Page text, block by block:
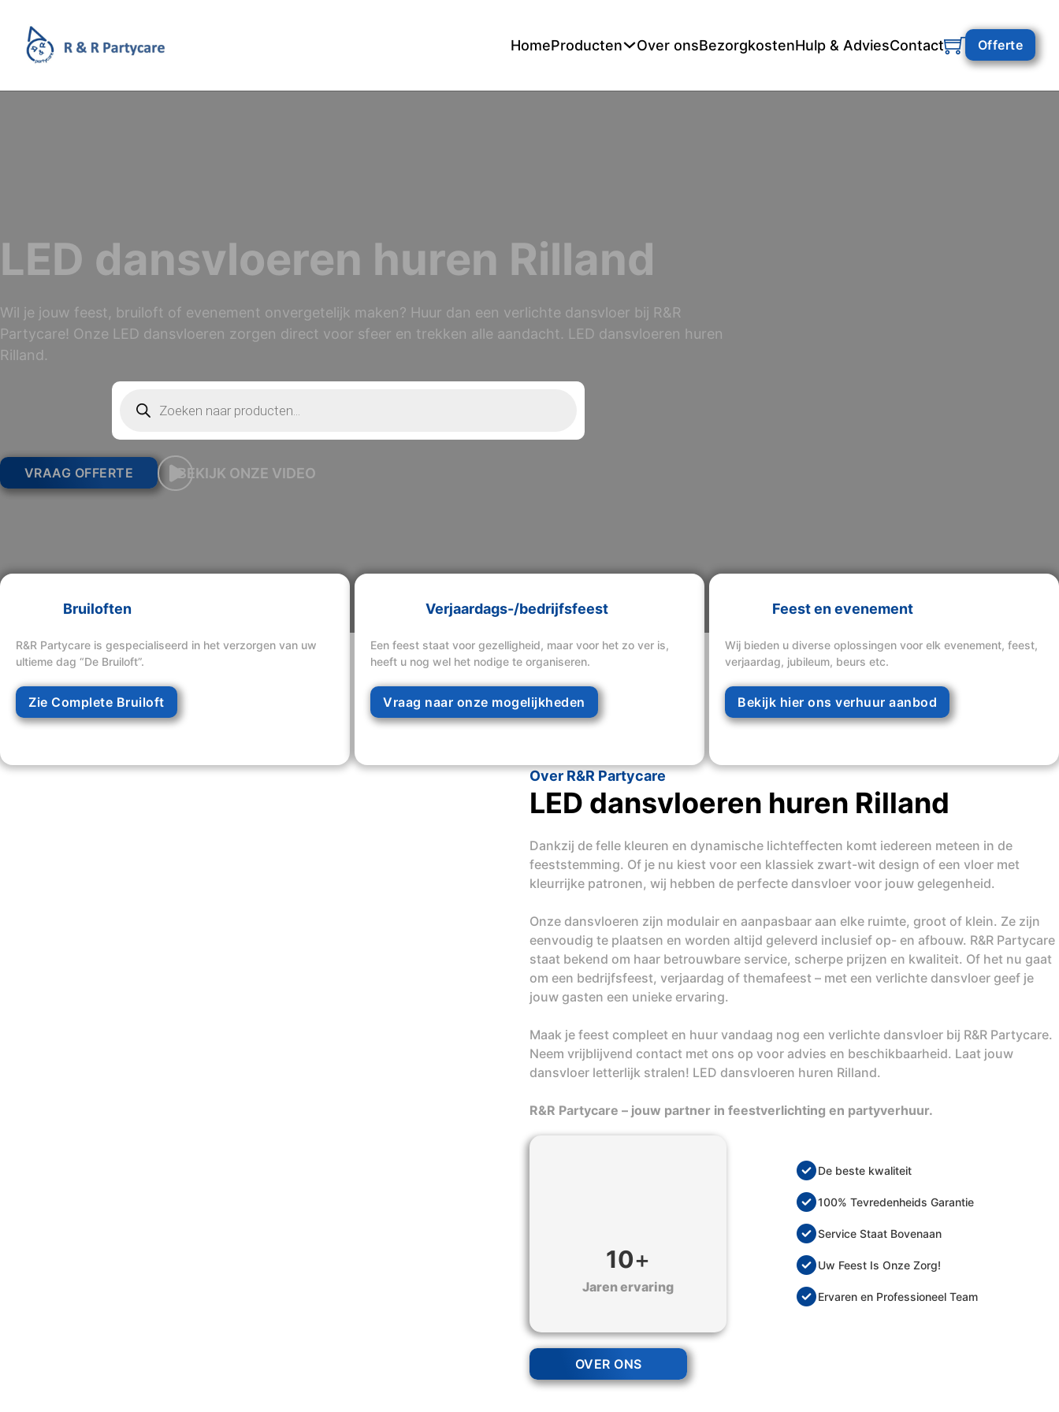
HomeProducten Over onsBezorgkostenHulp & AdviesContact Offerte
LED dansvloeren huren Rilland
Wil je jouw feest, bruiloft of evenement onvergetelijk maken? Huur dan een verlichte dansvloer bij R&R
Partycare! Onze LED dansvloeren zorgen direct voor sfeer en trekken alle aandacht. LED dansvloeren huren
Rilland.
VRAAG OFFERTE BEKIJK ONZE VIDEO
Bruiloften
R&R Partycare is gespecialiseerd in het verzorgen van uw
ultieme dag “De Bruiloft”.
Zie Complete Bruiloft
Verjaardags-/bedrijfsfeest
Een feest staat voor gezelligheid, maar voor het zo ver is,
heeft u nog wel het nodige te organiseren.
Vraag naar onze mogelijkheden
Feest en evenement
Wij bieden u diverse oplossingen voor elk evenement, feest,
verjaardag, jubileum, beurs etc.
Bekijk hier ons verhuur aanbod
Over R&R Partycare
LED dansvloeren huren Rilland
Dankzij de felle kleuren en dynamische lichteffecten komt iedereen meteen in de
feeststemming. Of je nu kiest voor een klassiek zwart-wit design of een vloer met
kleurrijke patronen, wij hebben de perfecte dansvloer voor jouw gelegenheid.
Onze dansvloeren zijn modulair en aanpasbaar aan elke ruimte, groot of klein. Ze zijn
eenvoudig te plaatsen en worden altijd geleverd inclusief op- en afbouw. R&R Partycare
staat bekend om haar betrouwbare service, scherpe prijzen en kwaliteit. Of het nu gaat
om een bedrijfsfeest, verjaardag of themafeest – met een verlichte dansvloer geef je
jouw gasten een unieke ervaring.
Maak je feest compleet en huur vandaag nog een verlichte dansvloer bij R&R Partycare.
Neem vrijblijvend contact met ons op voor advies en beschikbaarheid. Laat jouw
dansvloer letterlijk stralen! LED dansvloeren huren Rilland.
R&R Partycare – jouw partner in feestverlichting en partyverhuur.
10+
Jaren ervaring
De beste kwaliteit
100% Tevredenheids Garantie
Service Staat Bovenaan
Uw Feest Is Onze Zorg!
Ervaren en Professioneel Team
OVER ONS